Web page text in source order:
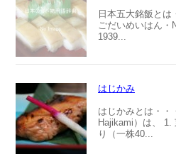
日本五大銘飯とは
ごだいめいはん・
1939...
はじかみ
はじかみとは・・
Hajikami）は、 1.
り（一株40...